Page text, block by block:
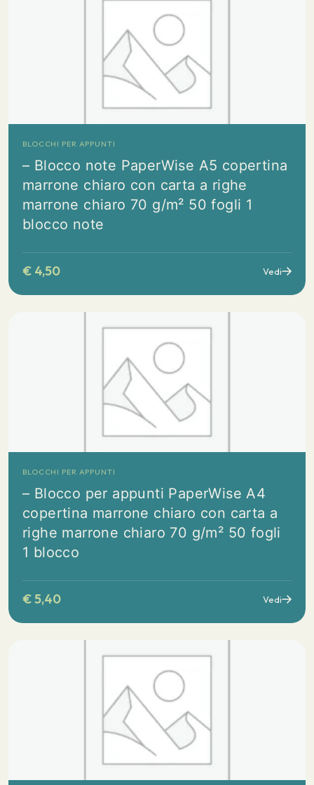
BLOCCHI PER APPUNTI
– Blocco note PaperWise A5 copertina
marrone chiaro con carta a righe
marrone chiaro 70 g/m² 50 fogli 1
blocco note
€ 4,50 Vedi
BLOCCHI PER APPUNTI
– Blocco per appunti PaperWise A4
copertina marrone chiaro con carta a
righe marrone chiaro 70 g/m² 50 fogli
1 blocco
€5,40 Vedi